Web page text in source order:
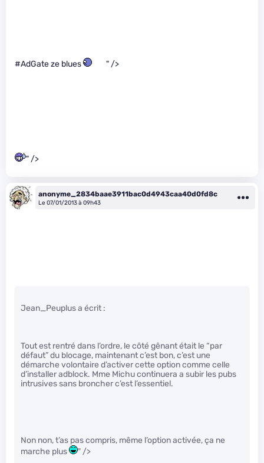
#AdGate ze blues " />
" />
anonyme_2834baae3911bac0d4943caa40d0fd8c
Le 07/01/2013 à 09h43
Jean_Peuplus a écrit :
Tout est rentré dans l’ordre, le côté gênant était le “par
défaut” du blocage, maintenant c’est bon, c’est une
démarche volontaire d’activer cette option comme celle
d’installer adblock. Mme Michu continuera a subir les pubs
intrusives sans broncher c’est l’essentiel.
Non non, t’as pas compris, même l’option activée, ça ne
marche plus
" />